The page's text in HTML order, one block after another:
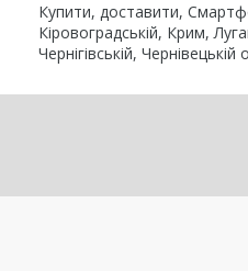
Купити, доставити,
Кіровоградській, Крим,
Чернігівській,